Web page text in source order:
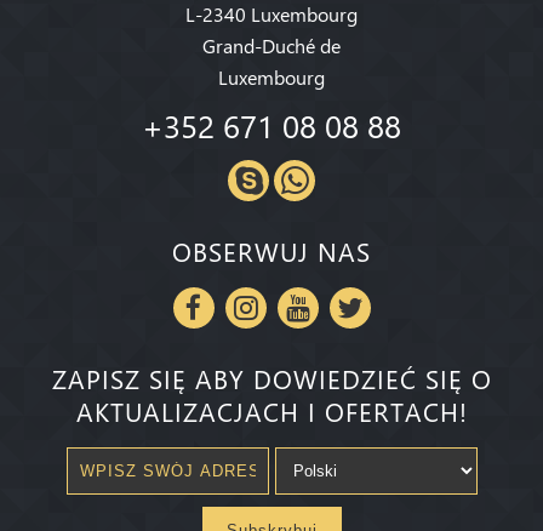
L-2340 Luxembourg
Grand-Duché de
Luxembourg
+352 671 08 08 88
OBSERWUJ NAS
ZAPISZ SIĘ ABY DOWIEDZIEĆ SIĘ O
AKTUALIZACJACH I OFERTACH!